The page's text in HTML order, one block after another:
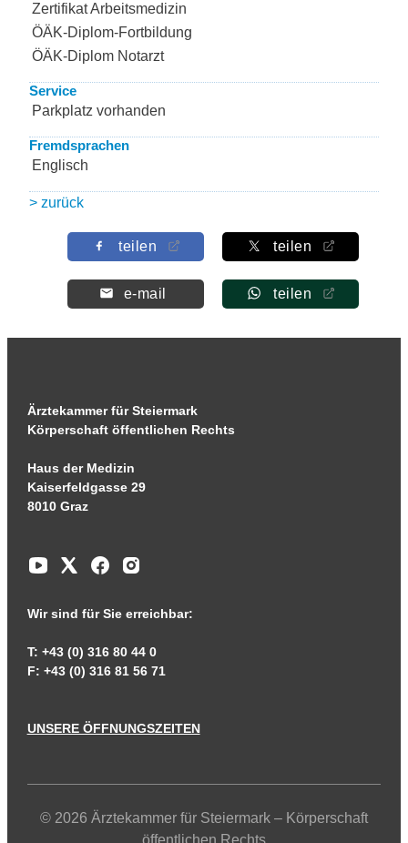
Zertifikat Arbeitsmedizin
ÖÄK-Diplom-Fortbildung
ÖÄK-Diplom Notarzt
Service
Parkplatz vorhanden
Fremdsprachen
Englisch
> zurück
teilen teilen
e-mail teilen
Ärztekammer für Steiermark
Körperschaft öffentlichen Rechts
Haus der Medizin
Kaiserfeldgasse 29
8010 Graz
Wir sind für Sie erreichbar:
T: +43 (0) 316 80 44 0
F: +43 (0) 316 81 56 71
UNSERE ÖFFNUNGSZEITEN
© 2026 Ärztekammer für Steiermark – Körperschaft
öffentlichen Rechts